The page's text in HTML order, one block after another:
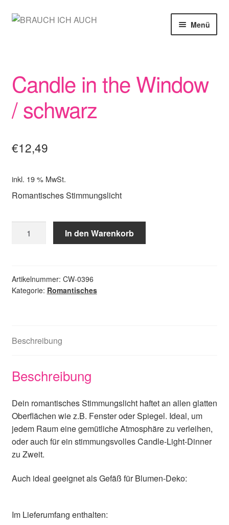
Zur
Zum
Menü
MEIN KONTO
WARENKORB
Candle in the Window
/ schwarz
€12,49
inkl. 19 % MwSt.
Romantisches Stimmungslicht
/
schwarz
In den Warenkorb
Artikelnummer: CW-0396
Kategorie: Romantisches
Beschreibung
Beschreibung
Dein romantisches Stimmungslicht haftet an allen glatten
Oberflächen wie z.B. Fenster oder Spiegel. Ideal, um
jedem Raum eine gemütliche Atmosphäre zu verleihen,
oder auch für ein stimmungsvolles Candle-Light-Dinner
zu Zweit.
Auch ideal geeignet als Gefäß für Blumen-Deko:
Im Lieferumfang enthalten: